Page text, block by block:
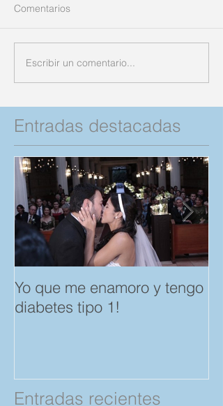
Comentarios
Escribir un comentario...
Entradas destacadas
Yo que me enamoro y tengo
diabetes tipo 1!
Entradas recientes